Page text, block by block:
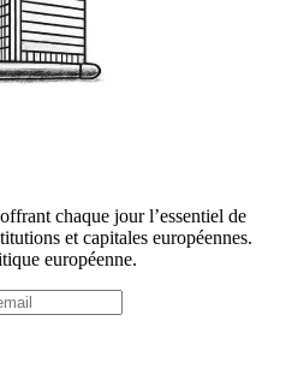
chaque jour l’essentiel de
et capitales européennes.
européenne.